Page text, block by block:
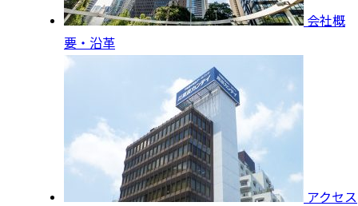
会社概
要・沿革
アクセス